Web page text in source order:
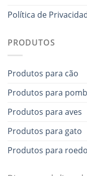
Política de
PRODUTOS
Produtos para cão
Produtos para
Produtos para aves
Produtos para gato
Produtos para